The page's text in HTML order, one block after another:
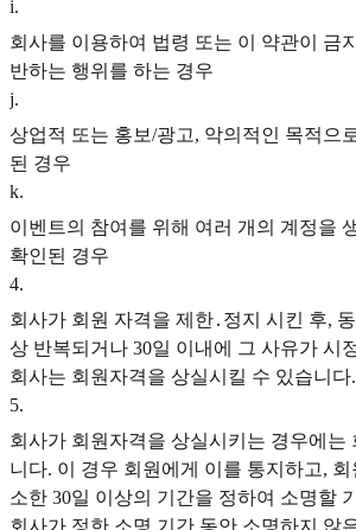
i.
회사를 이용하여 법령 또는 이 약관이 금
반하는 행위를 하는 경우
j.
상업적 또는 홍보/광고, 악의적인 목적으
된 경우
k.
이벤트의 참여를 위해 여러 개의 계정을
확인된 경우
4.
회사가 회원 자격을 제한․정지 시킨 후,
상 반복되거나 30일 이내에 그 사유가 시
회사는 회원자격을 상실시킬 수 있습니다.
5.
회사가 회원자격을 상실시키는 경우에는
니다. 이 경우 회원에게 이를 통지하고, 회
소한 30일 이상의 기간을 정하여 소명할
회사가 정한 소명 기간 동안 소명하지 않